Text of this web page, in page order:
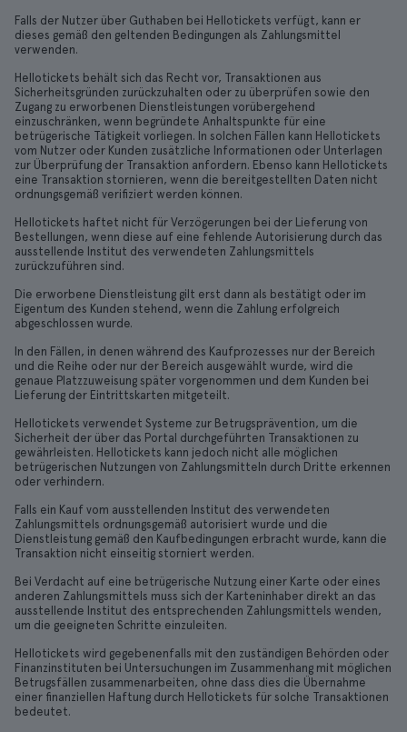
Falls der Nutzer über Guthaben bei Hellotickets verfügt, kann er
dieses gemäß den geltenden Bedingungen als Zahlungsmittel
verwenden.
Hellotickets behält sich das Recht vor, Transaktionen aus
Sicherheitsgründen zurückzuhalten oder zu überprüfen sowie den
Zugang zu erworbenen Dienstleistungen vorübergehend
einzuschränken, wenn begründete Anhaltspunkte für eine
betrügerische Tätigkeit vorliegen. In solchen Fällen kann Hellotickets
vom Nutzer oder Kunden zusätzliche Informationen oder Unterlagen
zur Überprüfung der Transaktion anfordern. Ebenso kann Hellotickets
eine Transaktion stornieren, wenn die bereitgestellten Daten nicht
ordnungsgemäß verifiziert werden können.
Hellotickets haftet nicht für Verzögerungen bei der Lieferung von
Bestellungen, wenn diese auf eine fehlende Autorisierung durch das
ausstellende Institut des verwendeten Zahlungsmittels
zurückzuführen sind.
Die erworbene Dienstleistung gilt erst dann als bestätigt oder im
Eigentum des Kunden stehend, wenn die Zahlung erfolgreich
abgeschlossen wurde.
In den Fällen, in denen während des Kaufprozesses nur der Bereich
und die Reihe oder nur der Bereich ausgewählt wurde, wird die
genaue Platzzuweisung später vorgenommen und dem Kunden bei
Lieferung der Eintrittskarten mitgeteilt.
Hellotickets verwendet Systeme zur Betrugsprävention, um die
Sicherheit der über das Portal durchgeführten Transaktionen zu
gewährleisten. Hellotickets kann jedoch nicht alle möglichen
betrügerischen Nutzungen von Zahlungsmitteln durch Dritte erkennen
oder verhindern.
Falls ein Kauf vom ausstellenden Institut des verwendeten
Zahlungsmittels ordnungsgemäß autorisiert wurde und die
Dienstleistung gemäß den Kaufbedingungen erbracht wurde, kann die
Transaktion nicht einseitig storniert werden.
Bei Verdacht auf eine betrügerische Nutzung einer Karte oder eines
anderen Zahlungsmittels muss sich der Karteninhaber direkt an das
ausstellende Institut des entsprechenden Zahlungsmittels wenden,
um die geeigneten Schritte einzuleiten.
Hellotickets wird gegebenenfalls mit den zuständigen Behörden oder
Finanzinstituten bei Untersuchungen im Zusammenhang mit möglichen
Betrugsfällen zusammenarbeiten, ohne dass dies die Übernahme
einer finanziellen Haftung durch Hellotickets für solche Transaktionen
bedeutet.